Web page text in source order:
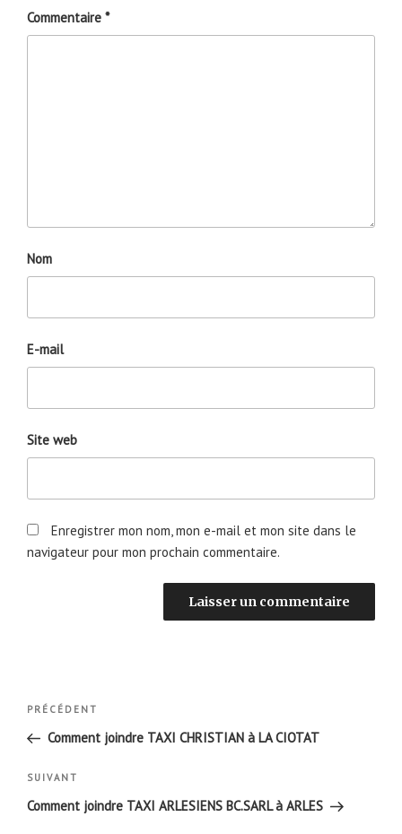
Commentaire *
Nom
E-mail
Site web
Enregistrer mon nom, mon e-mail et mon site dans le
navigateur pour mon prochain commentaire.
Navigation
l’article
Article
précédent
PRÉCÉDENT
Comment joindre TAXI CHRISTIAN à LA CIOTAT
Article
suivant
SUIVANT
Comment joindre TAXI ARLESIENS BC.SARL à ARLES